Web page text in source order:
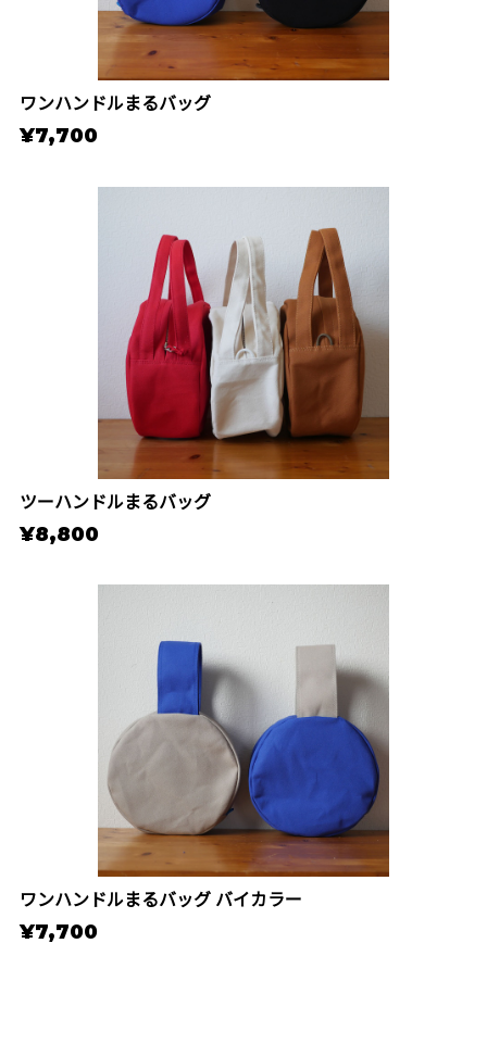
ワンハンドルまるバッグ
¥7,700
ツーハンドルまるバッグ
¥8,800
ワンハンドルまるバッグ バイカラー
¥7,700